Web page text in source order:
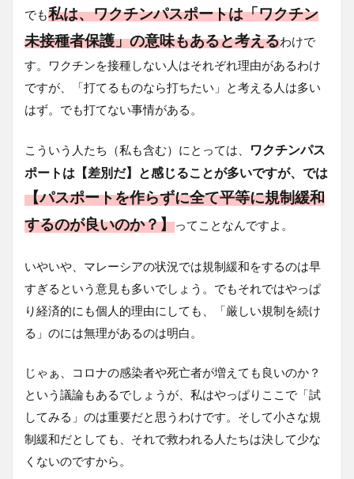
でも私は、ワクチンパスポートは「ワクチン
未接種者保護」の意味もあると考えるわけで
す。ワクチンを接種しない人はそれぞれ理由があるわけ
ですが、「打てるものなら打ちたい」と考える人は多い
はず。でも打てない事情がある。
こういう人たち（私も含む）にとっては、
ワクチンパス
ポートは【差別だ】と感じることが多いですが、では
【パスポートを作らずに全て平等に規制緩和
するのが良いのか？】ってことなんですよ。
いやいや、マレーシアの状況では規制緩和をするのは早
すぎるという意見も多いでしょう。でもそれではやっぱ
り経済的にも個人的理由にしても、「厳しい規制を続け
る」のには無理があるのは明白。
じゃぁ、コロナの感染者や死亡者が増えても良いのか？
という議論もあるでしょうが、私はやっぱりここで「試
してみる」のは重要だと思うわけです。そして小さな規
制緩和だとしても、それで救われる人たちは決して少な
くないのですから。